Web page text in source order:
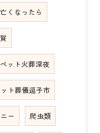
くなったら
ペット火葬深夜
ト葬儀逗子市
ー 爬虫類